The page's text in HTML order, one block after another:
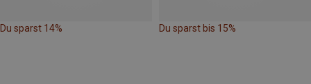
Du sparst 14% Du sparst bis 15%